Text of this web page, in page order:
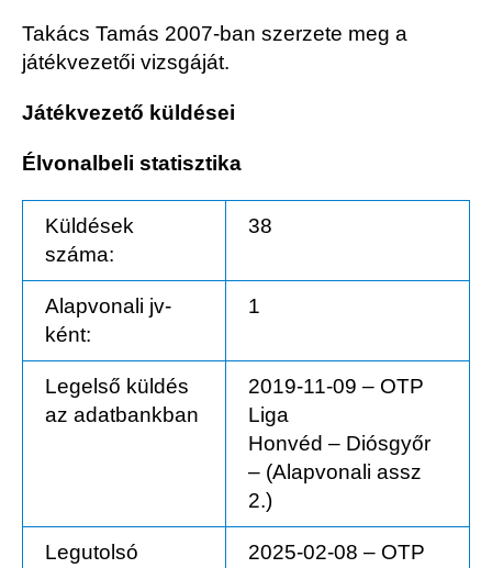
Takács Tamás 2007-ban szerzete meg a
játékvezetői vizsgáját.
Játékvezető küldései
Élvonalbeli statisztika
Küldések
száma:
38
Alapvonali jv-
ként:
1
Legelső küldés
az adatbankban
2019-11-09 – OTP
Liga
Honvéd – Diósgyőr
– (Alapvonali assz
2.)
Legutolsó
2025-02-08 – OTP